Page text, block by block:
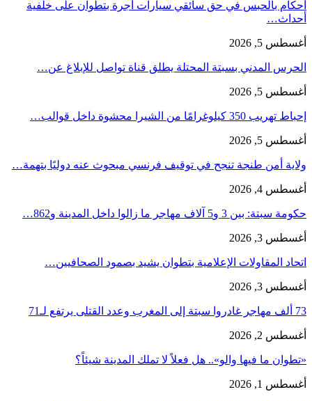
أحكام بالحبس في حق سائقي سيارات أجرة بتطوان على خلفية
أحداث…
أغسطس 5, 2026
الحرس المدني بسبتة المحتلة يطلق قناة تواصل للإبلاغ عن…
أغسطس 5, 2026
إحباط تهريب 350 كيلوغرامًا من الشيرا محشوة داخل قوالب…
أغسطس 5, 2026
ولاية أمن طنجة تنجح في توقيف فرنسي مبحوث عنه دوليًا بتهمة…
أغسطس 4, 2026
حكومة سبتة: بين 3 و5 آلاف مهاجر ما زالوا داخل المدينة و862…
أغسطس 3, 2026
اتحاد المقاولات الإعلامية بتطوان يشيد بصمود الصحافيين…
أغسطس 3, 2026
73 ألف مهاجر غادروا سبتة إلى المغرب وعدد القتلى يرتفع لـ71
أغسطس 2, 2026
«تطوان ما فيها والو».. هل فعلاً لا تملك المدينة شيئاً؟
أغسطس 1, 2026